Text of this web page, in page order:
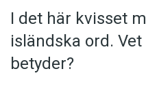
Språkfrågor
Skrivtips
Bokrecensioner
I det här kvisset
isländska ord.
betyder?